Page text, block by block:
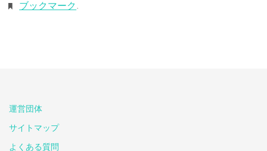
ブックマーク .
運営団体
サイトマップ
よくある質問